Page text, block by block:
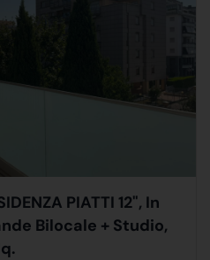
PIATTI 12", In
Bilocale + Studio,